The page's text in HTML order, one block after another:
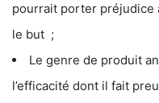
pourrait porter préjudice
le but ;
Le genre de produit
l’efficacité dont il fait